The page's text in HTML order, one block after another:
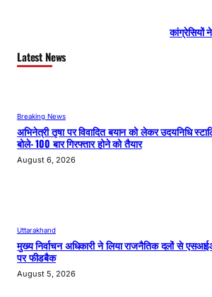
कांग्रेसियों
Latest News
Breaking News
अभिनेत्री तृषा पर विवादित बयान को लेकर उदयनिधि
बोले- 100 बार गिरफ्तार होने को तैयार
August 6, 2026
Uttarakhand
मुख्य निर्वाचन अधिकारी ने लिया राजनैतिक दलों से
पर फीडबैक
August 5, 2026